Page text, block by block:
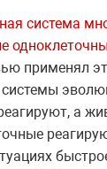
система
применял
а